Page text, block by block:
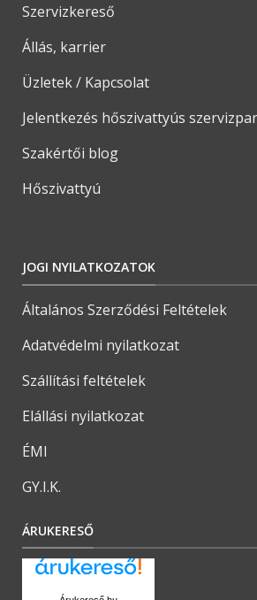
Szervizkereső
Állás, karrier
Üzletek / Kapcsolat
Jelentkezés hőszivattyús
Szakértői blog
Hőszivattyú
JOGI NYILATKOZATOK
Általános Szerződési Feltételek
Adatvédelmi nyilatkozat
Szállítási feltételek
Elállási nyilatkozat
ÉMI
GY.I.K.
ÁRUKERESŐ